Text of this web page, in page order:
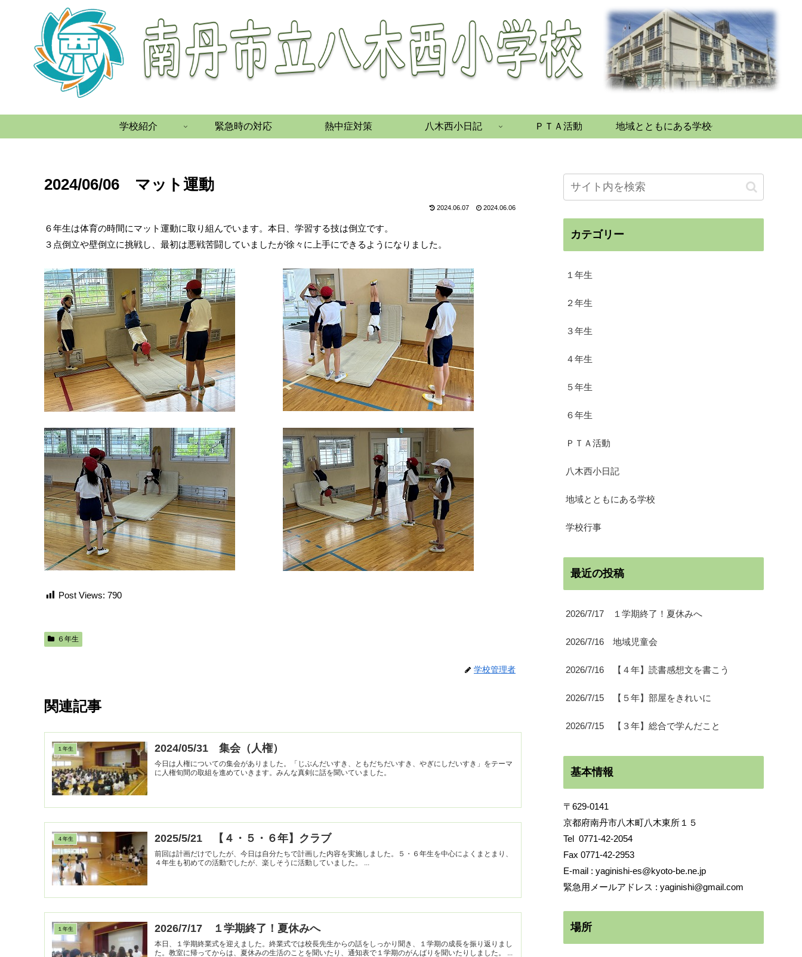
学校紹介 緊急時の対応 熱中症対策 八木西小日記 ＰＴＡ活動 地域とともにある学校
2024/06/06 マット運動
2024.06.07 2024.06.06
６年生は体育の時間にマット運動に取り組んでいます。本日、学習する技は倒立です。
３点倒立や壁倒立に挑戦し、最初は悪戦苦闘していましたが徐々に上手にできるようになりました。
Post Views: 790
６年生
学校管理者
関連記事
１年生 2024/05/31 集会（人権）
今日は人権についての集会がありました。「じぶんだいすき、ともだちだいすき、やぎにしだいすき」をテーマ
に人権旬間の取組を進めていきます。みんな真剣に話を聞いていました。
４年生 2025/5/21 【４・５・６年】クラブ
前回は計画だけでしたが、今日は自分たちで計画した内容を実施しました。５・６年生を中心によくまとまり、
１年生 2026/7/17 １学期終了！夏休みへ
本日、１学期終業式を迎えました。終業式では校長先生からの話をしっかり聞き、１学期の成長を振り返りまし
カテゴリー
１年生
２年生
３年生
４年生
５年生
６年生
ＰＴＡ活動
八木西小日記
地域とともにある学校
学校行事
最近の投稿
2026/7/17 １学期終了！夏休みへ
2026/7/16 地域児童会
2026/7/16 【４年】読書感想文を書こう
2026/7/15 【５年】部屋をきれいに
2026/7/15 【３年】総合で学んだこと
基本情報
〒629-0141
京都府南丹市八木町八木東所１５
Tel 0771-42-2054
Fax 0771-42-2953
E-mail : yaginishi-es@kyoto-be.ne.jp
緊急用メールアドレス : yaginishi@gmail.com
場所